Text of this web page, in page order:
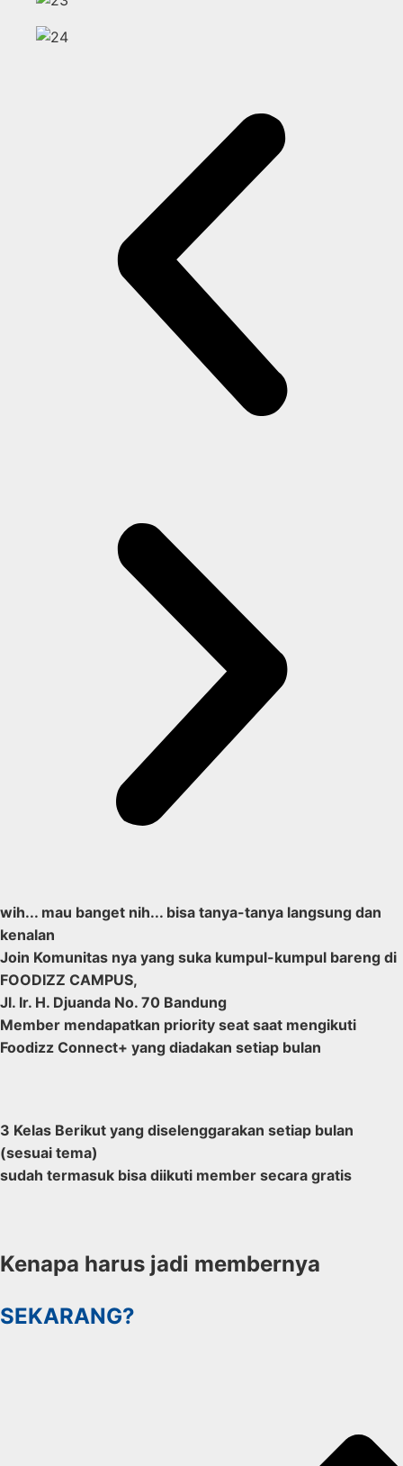
wih... mau banget nih... bisa tanya-tanya langsung dan
kenalan
Join Komunitas nya yang suka kumpul-kumpul bareng di
FOODIZZ CAMPUS,
Jl. Ir. H. Djuanda No. 70 Bandung
Member mendapatkan priority seat saat mengikuti
Foodizz Connect+ yang diadakan setiap bulan
3 Kelas Berikut yang diselenggarakan setiap bulan
(sesuai tema)
sudah termasuk bisa diikuti member secara gratis
Kenapa harus jadi membernya
SEKARANG?